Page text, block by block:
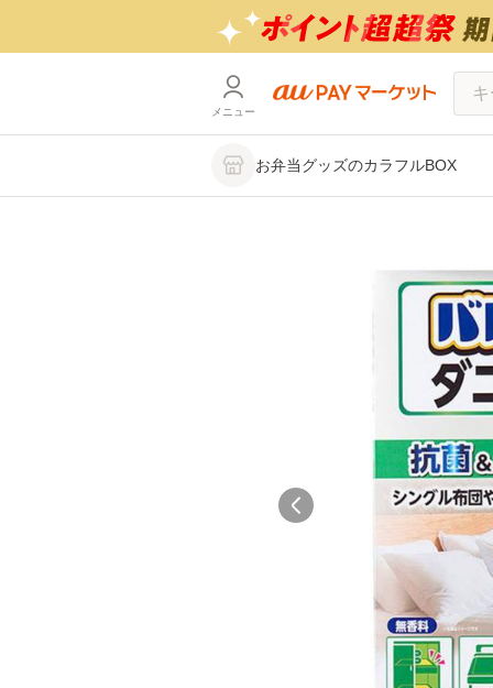
メニュー
お弁当グッズのカラフルBOX